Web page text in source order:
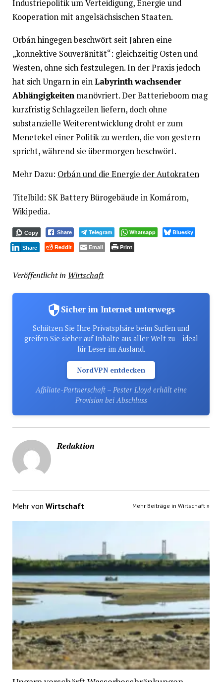
Industriepolitik um Verteidigung, Energie und
Kooperation mit angelsächsischen Staaten.
Orbán hingegen beschwört seit Jahren eine
„konnektive Souveränität“: gleichzeitig Osten und
Westen, ohne sich festzulegen. In der Praxis jedoch
hat sich Ungarn in einLabyrinth wachsender
Abhängigkeitenmanövriert. Der Batterieboom mag
kurzfristig Schlagzeilen liefern, doch ohne
substanzielle Weiterentwicklung droht er zum
Menetekel einer Politik zu werden, die von gestern
spricht, während sie übermorgen beschwört.
Mehr Dazu: Orbán und die Energie der Autokraten
Titelbild: SK Battery Bürogebäude in Komárom,
Wikipedia.
Copy Share Telegram Whatsapp Bluesky
Share Reddit Email Print
Veröffentlicht in Wirtschaft
Sicher im Internet unterwegs
Schützen Sie Ihre Privatsphäre beim Surfen und
greifen Sie sicher auf Inhalte aus aller Welt zu – ideal
für Leser im Ausland.
NordVPN entdecken
Affiliate-Partnerschaft – Pester Lloyd erhält eine
Provision bei Abschluss
Redaktion
Mehr von Wirtschaft Mehr Beiträge in Wirtschaft »